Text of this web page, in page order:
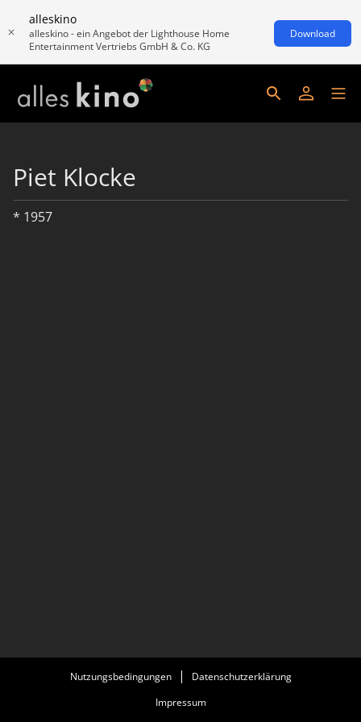
alleskino
alleskino - ein Angebot der Lighthouse Home
Entertainment Vertriebs GmbH & Co. KG
Download
Piet Klocke
* 1957
Nutzungsbedingungen
Datenschutzerklärung
Impressum